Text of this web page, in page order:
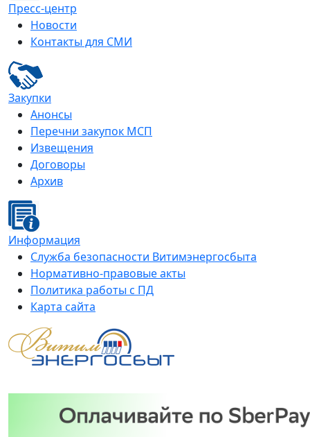
Пресс-центр
Новости
Контакты для СМИ
Закупки
Анонсы
Перечни закупок МСП
Извещения
Договоры
Архив
Информация
Служба безопасности Витимэнергосбыта
Нормативно-правовые акты
Политика работы с ПД
Карта сайта